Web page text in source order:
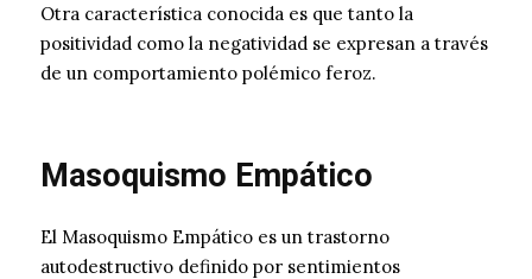
Otra característica conocida es que tanto la
positividad como la negatividad se expresan a través
de un comportamiento polémico feroz.
Masoquismo Empático
El Masoquismo Empático es un trastorno
autodestructivo definido por sentimientos